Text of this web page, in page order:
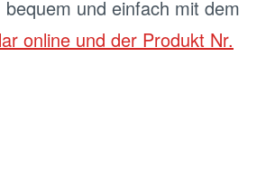
und einfach mit dem
online und der Produkt Nr.